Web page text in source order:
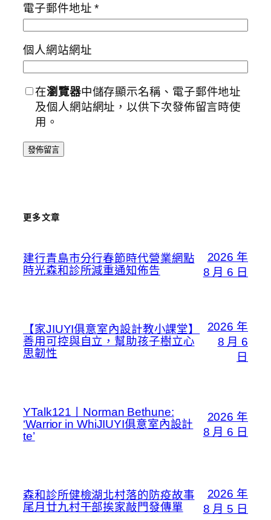
電子郵件地址*
個人網站網址
在瀏覽器中儲存顯示名稱、電子郵件地址
及個人網站網址，以供下次發佈留言時使
用。
更多文章
建行青島市分行春節時代營業網點
時光森和診所減重通知佈告
2026 年
8 月 6 日
【家JIUYI俱意室內設計教小課堂】
善用可控與自立，幫助孩子樹立心
思韌性
2026 年
8 月 6
日
YTalk121丨Norman Bethune:
‘Warrior in WhiJIUYI俱意室內設計
te’
2026 年
8 月 6 日
森和診所健檢湖北村落的防疫故事
尾月廿九村干部挨家敲門發傳單
2026 年
8 月 5 日